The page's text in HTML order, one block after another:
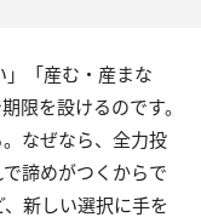
「産む・産まな
限を設けるのです。
なぜなら、全力投
諦めがつくからで
新しい選択に手を